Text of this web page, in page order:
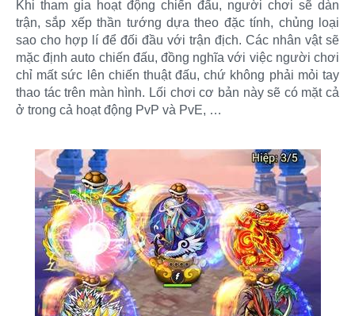
Khi tham gia hoạt động chiến đấu, người chơi sẽ dàn
trận, sắp xếp thần tướng dựa theo đặc tính, chủng loại
sao cho hợp lí để đối đầu với trận địch. Các nhân vật sẽ
mặc định auto chiến đấu, đồng nghĩa với việc người chơi
chỉ mất sức lên chiến thuật đấu, chứ không phải mỏi tay
thao tác trên màn hình. Lối chơi cơ bản này sẽ có mặt cả
ở trong cả hoạt động PvP và PvE, …